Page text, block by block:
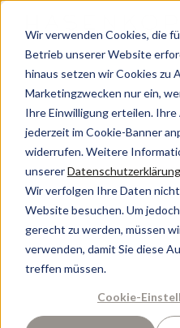
Wir verwenden Cookies, die
Betrieb unserer Website
hinaus setzen wir Cookies zu
Marketingzwecken nur ein,
Ihre Einwilligung erteilen. Ihre
jederzeit im Cookie-Banner
widerrufen. Weitere
unsererDatenschutzerklärung
Wir verfolgen Ihre Daten
Website besuchen. Um
gerecht zu werden, müssen
verwenden, damit Sie diese
treffen müssen.
Cookie-